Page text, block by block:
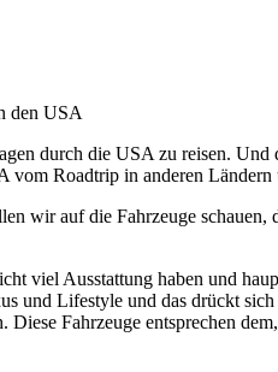
den USA
durch die USA zu reisen.
Roadtrip in anderen
wir auf die Fahrzeuge schauen,
viel Ausstattung haben und
und Lifestyle und das drückt
Fahrzeuge entsprechen